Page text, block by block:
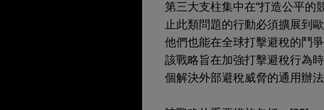
第三大支柱集中在“打造公平的
止此類問題的行動必須擴展到
他們也能在全球打擊避稅的鬥
該戰略旨在加強打擊避稅行為
個解決外部避稅威脅的通用辦